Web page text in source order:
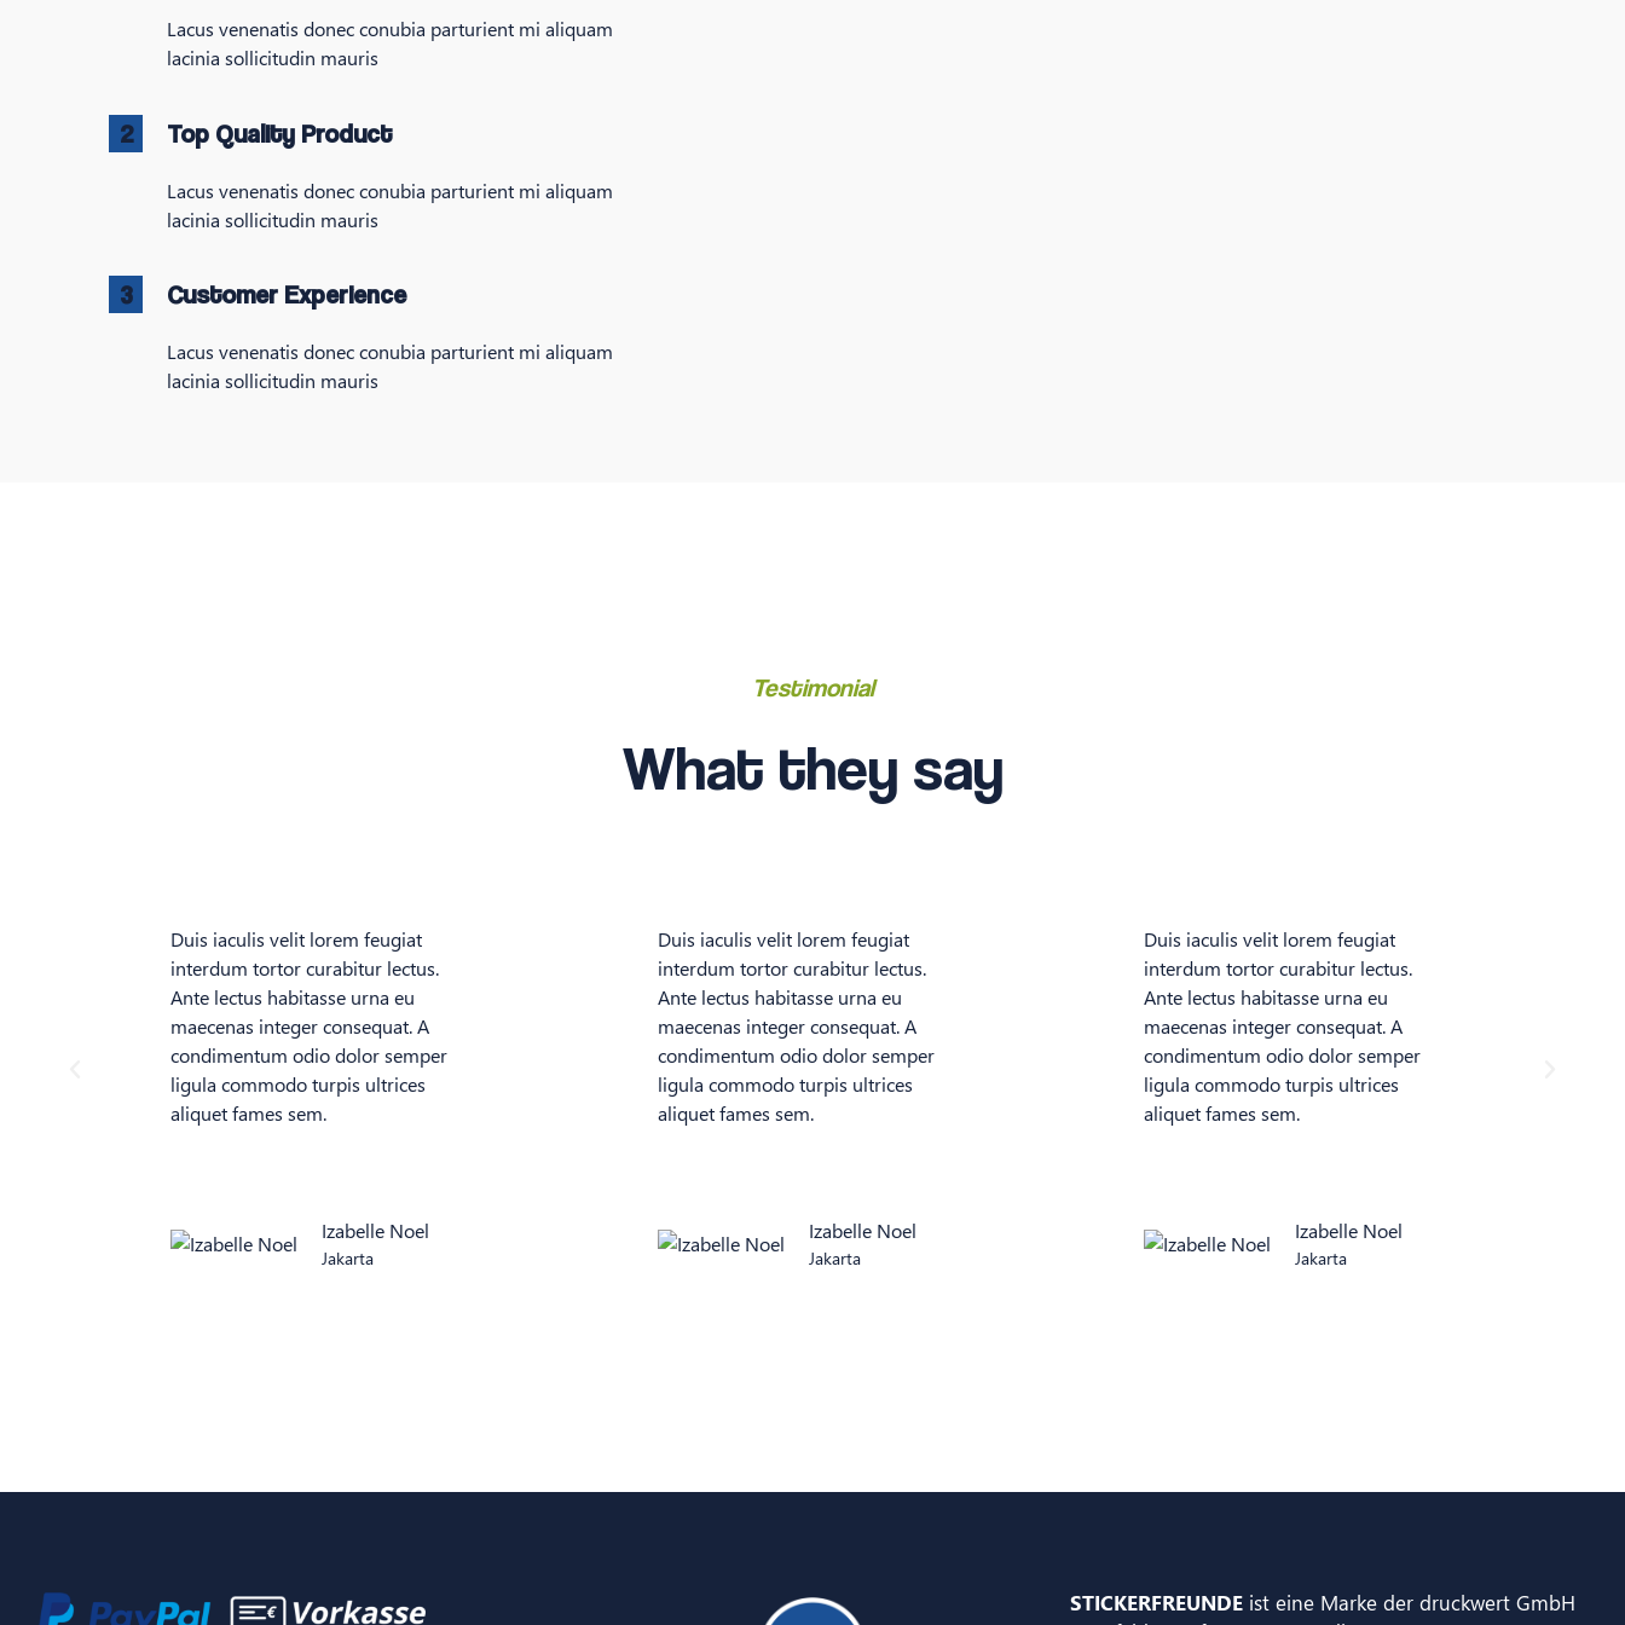
Lacus venenatis donec conubia parturient mi aliquam
lacinia sollicitudin mauris
2 Top Quality Product
Lacus venenatis donec conubia parturient mi aliquam
lacinia sollicitudin mauris
3 Customer Experience
Lacus venenatis donec conubia parturient mi aliquam
lacinia sollicitudin mauris
Testimonial
What they say
Duis iaculis velit lorem feugiat
interdum tortor curabitur lectus.
Ante lectus habitasse urna eu
maecenas integer consequat. A
condimentum odio dolor semper
ligula commodo turpis ultrices
aliquet fames sem.
Izabelle Noel
Jakarta
Duis iaculis velit lorem feugiat
interdum tortor curabitur lectus.
Ante lectus habitasse urna eu
maecenas integer consequat. A
condimentum odio dolor semper
ligula commodo turpis ultrices
aliquet fames sem.
Izabelle Noel
Jakarta
Duis iaculis velit lorem feugiat
interdum tortor curabitur lectus.
Ante lectus habitasse urna eu
maecenas integer consequat. A
condimentum odio dolor semper
ligula commodo turpis ultrices
aliquet fames sem.
Izabelle Noel
Jakarta
STICKERFREUNDE ist eine Marke der druckwert GmbH